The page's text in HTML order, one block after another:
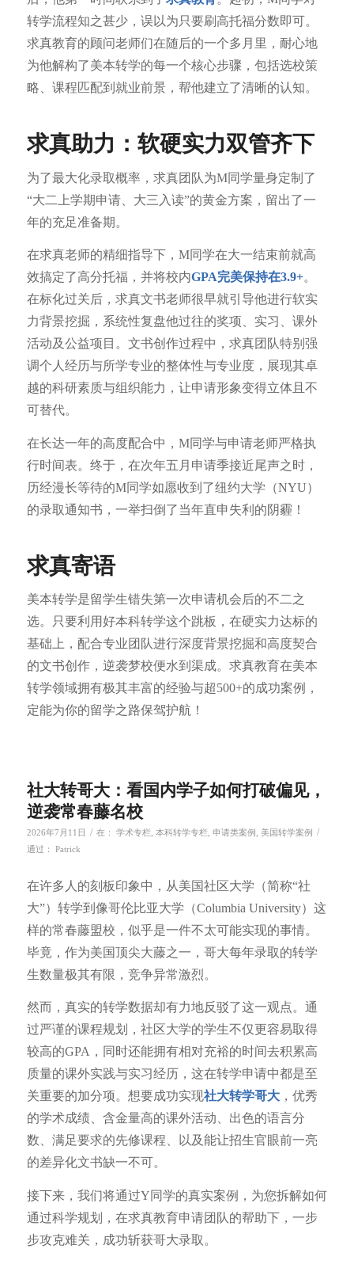
转学流程知之甚少，误以为只要刷高托福分数即可。
求真教育的顾问老师们在随后的一个多月里，耐心地
为他解构了美本转学的每一个核心步骤，包括选校策
略、课程匹配到就业前景，帮他建立了清晰的认知。
求真助力：软硬实力双管齐下
为了最大化录取概率，求真团队为M同学量身定制了
“大二上学期申请、大三入读”的黄金方案，留出了一
年的充足准备期。
在求真老师的精细指导下，M同学在大一结束前就高
效搞定了高分托福，并将校内GPA完美保持在3.9+。
在标化过关后，求真文书老师很早就引导他进行软实
力背景挖掘，系统性复盘他过往的奖项、实习、课外
活动及公益项目。文书创作过程中，求真团队特别强
调个人经历与所学专业的整体性与专业度，展现其卓
越的科研素质与组织能力，让申请形象变得立体且不
可替代。
在长达一年的高度配合中，M同学与申请老师严格执
行时间表。终于，在次年五月申请季接近尾声之时，
历经漫长等待的M同学如愿收到了纽约大学（NYU）
的录取通知书，一举扫倒了当年直申失利的阴霾！
求真寄语
美本转学是留学生错失第一次申请机会后的不二之
选。只要利用好本科转学这个跳板，在硬实力达标的
基础上，配合专业团队进行深度背景挖掘和高度契合
的文书创作，逆袭梦校便水到渠成。求真教育在美本
转学领域拥有极其丰富的经验与超500+的成功案例，
定能为你的留学之路保驾护航！
社大转哥大：看国内学子如何打破偏见，
逆袭常春藤名校
2026年7月11日 / 在： 学术专栏, 本科转学专栏, 申请类案例 美国转学案例 /
通过： Patrick
在许多人的刻板印象中，从美国社区大学（简称“社
大”）转学到像哥伦比亚大学（Columbia University）这
样的常春藤盟校，似乎是一件不太可能实现的事情。
毕竟，作为美国顶尖大藤之一，哥大每年录取的转学
生数量极其有限，竞争异常激烈。
然而，真实的转学数据却有力地反驳了这一观点。通
过严谨的课程规划，社区大学的学生不仅更容易取得
较高的GPA，同时还能拥有相对充裕的时间去积累高
质量的课外实践与实习经历，这在转学申请中都是至
关重要的加分项。想要成功实现社大转学哥大，优秀
的学术成绩、含金量高的课外活动、出色的语言分
数、满足要求的先修课程、以及能让招生官眼前一亮
的差异化文书缺一不可。
接下来，我们将通过Y同学的真实案例，为您拆解如何
通过科学规划，在求真教育申请团队的帮助下，一步
步攻克难关，成功斩获哥大录取。